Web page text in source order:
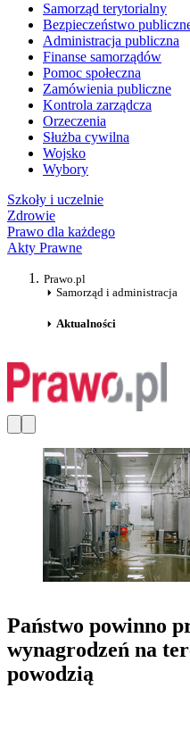
Samorząd terytorialny
Bezpieczeństwo
Administracja publiczna
Finanse samorządów
Pomoc społeczna
Zamówienia publiczne
Kontrola zarządcza
Orzeczenia
Służba cywilna
Wojsko
Wybory
Szkoły i uczelnie
Zdrowie
Prawo dla każdego
Akty Prawne
Prawo.pl
Samorząd i administracja
Aktualności
Państwo powinno
wynagrodzeń na
powodzią